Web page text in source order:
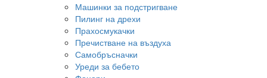
Машинки за подстригване
Пилинг на дрехи
Прахосмукачки
Пречистване на въздуха
Самобръсначки
Уреди за бебето